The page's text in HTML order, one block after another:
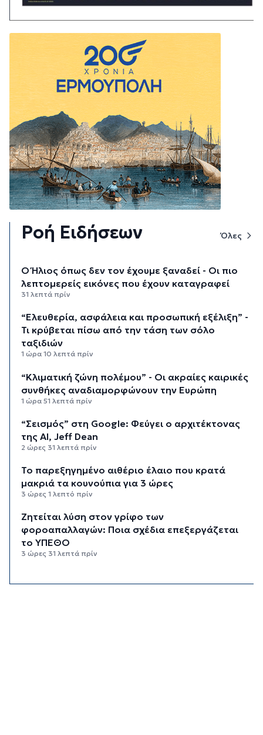
Ροή Ειδήσεων Όλες
Ο Ήλιος όπως δεν τον έχουμε ξαναδεί - Οι πιο
λεπτομερείς εικόνες που έχουν καταγραφεί
31 λεπτά πρίν
“Ελευθερία, ασφάλεια και προσωπική εξέλιξη” -
Τι κρύβεται πίσω από την τάση των σόλο
ταξιδιών
1 ώρα 10 λεπτά πρίν
“Κλιματική ζώνη πολέμου” - Οι ακραίες καιρικές
συνθήκες αναδιαμορφώνουν την Ευρώπη
1 ώρα 51 λεπτά πρίν
“Σεισμός” στη Google: Φεύγει ο αρχιτέκτονας
της AI, Jeff Dean
2 ώρες 31 λεπτά πρίν
Το παρεξηγημένο αιθέριο έλαιο που κρατά
μακριά τα κουνούπια για 3 ώρες
3 ώρες 1 λεπτό πρίν
Ζητείται λύση στον γρίφο των
φοροαπαλλαγών: Ποια σχέδια επεξεργάζεται
το ΥΠΕΘΟ
3 ώρες 31 λεπτά πρίν